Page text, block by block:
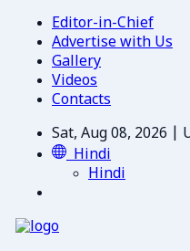
Editor-in-Chief
Advertise with Us
Gallery
Videos
Contacts
Sat, Aug 08, 2026 |
Hindi
Hindi